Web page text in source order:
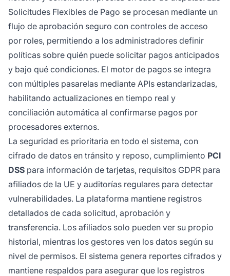
Solicitudes Flexibles de Pago se procesan mediante un
flujo de aprobación seguro con controles de acceso
por roles, permitiendo a los administradores definir
políticas sobre quién puede solicitar pagos anticipados
y bajo qué condiciones. El motor de pagos se integra
con múltiples pasarelas mediante APIs estandarizadas,
habilitando actualizaciones en tiempo real y
conciliación automática al confirmarse pagos por
procesadores externos.
La seguridad es prioritaria en todo el sistema, con
cifrado de datos en tránsito y reposo, cumplimiento PCI
DSS para información de tarjetas, requisitos GDPR para
afiliados de la UE y auditorías regulares para detectar
vulnerabilidades. La plataforma mantiene registros
detallados de cada solicitud, aprobación y
transferencia. Los afiliados solo pueden ver su propio
historial, mientras los gestores ven los datos según su
nivel de permisos. El sistema genera reportes cifrados y
mantiene respaldos para asegurar que los registros